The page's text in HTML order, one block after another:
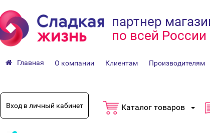
партнер
по всей России
Главная О компании Клиентам Производителям
Вход в личный кабинет Каталог товаров